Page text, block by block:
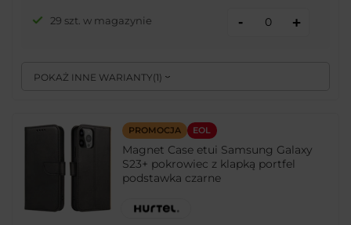
POKAŻ INNE WARIANTY( 1)
29 szt. w magazynie - +
PROMOCJA EOL
Magnet Case etui Samsung Galaxy
S23+ pokrowiec z klapką portfel
podstawka czarne